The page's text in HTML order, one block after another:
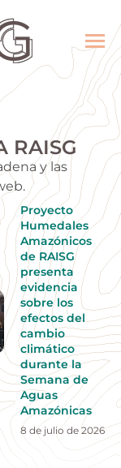
RAISG
y las
Proyecto
Humedales
Amazónicos
de RAISG
presenta
evidencia
sobre los
efectos del
cambio
climático
durante la
Semana de
Aguas
Amazónicas
8 de julio de 2026